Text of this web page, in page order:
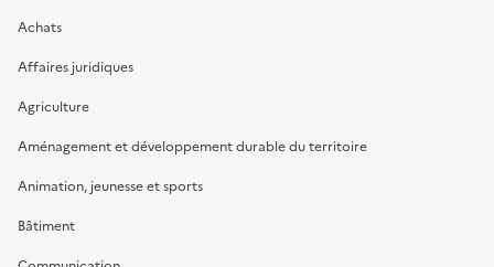
Achats
Affaires juridiques
Agriculture
Aménagement et développement durable du territoire
Animation, jeunesse et sports
Bâtiment